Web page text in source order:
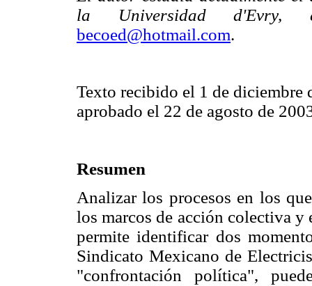
la Universidad d'Evry,
becoed@hotmail.com.
Texto recibido el 1 de diciembre
aprobado el 22 de agosto de
Resumen
Analizar los procesos en los
los marcos de acción colectiva y
permite identificar dos
Sindicato Mexicano de
"confrontación política",